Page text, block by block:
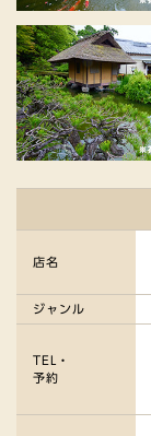
店名
ジャンル
TEL・
予約